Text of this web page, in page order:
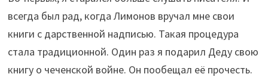
всегда был рад, когда Лимонов вручал мне свои
книги с дарственной надписью. Такая процедура
стала традиционной. Один раз я подарил Деду свою
книгу о чеченской войне. Он пообещал её прочесть.